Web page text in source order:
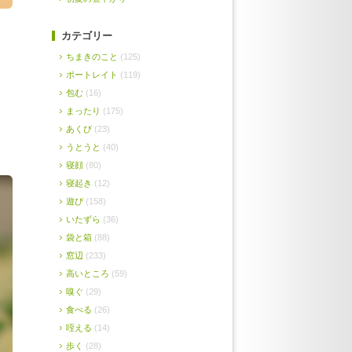
カテゴリー
ちまきのこと (125)
ポートレイト (119)
包む (16)
まったり (175)
あくび (23)
うとうと (40)
寝顔 (80)
寝起き (12)
遊び (158)
いたずら (36)
袋と箱 (88)
窓辺 (233)
高いところ (59)
嗅ぐ (29)
食べる (26)
咥える (14)
歩く
(28)